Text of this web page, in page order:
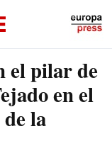
el pilar de
en el
la